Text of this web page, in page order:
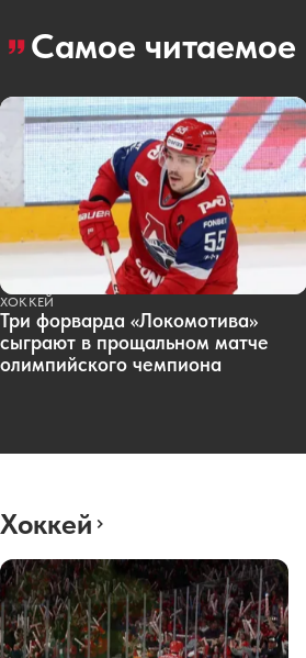
Самое читаемое
ХОККЕЙ
Три форварда «Локомотива»
сыграют в прощальном матче
олимпийского чемпиона
Хоккей